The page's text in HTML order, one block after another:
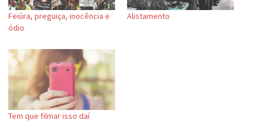
Feiúra, preguiça, inocência e
ódio
Alistamento
Tem que filmar isso daí